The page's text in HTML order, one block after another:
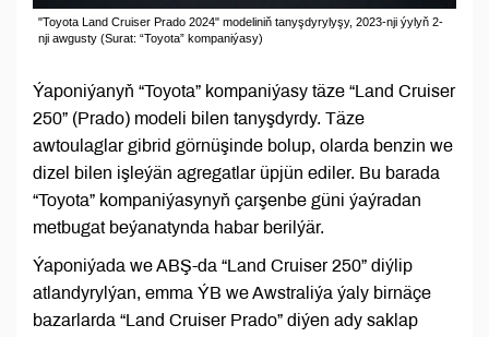
"Toyota Land Cruiser Prado 2024" modeliniň tanyşdyrylyşy, 2023-nji ýylyň 2-
nji awgusty (Surat: “Toyota” kompaniýasy)
Ýaponiýanyň “Toyota” kompaniýasy täze “Land Cruiser
250” (Prado) modeli bilen tanyşdyrdy. Täze
awtoulaglar gibrid görnüşinde bolup, olarda benzin we
dizel bilen işleýän agregatlar üpjün ediler. Bu barada
“Toyota” kompaniýasynyň çarşenbe güni ýaýradan
metbugat beýanatynda habar berilýär.
Ýaponiýada we ABŞ-da “Land Cruiser 250” diýlip
atlandyrylýan, emma ÝB we Awstraliýa ýaly birnäçe
bazarlarda “Land Cruiser Prado” diýen ady saklap